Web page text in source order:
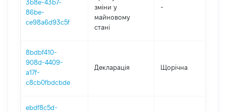
3b8e-43b7-
86be-
ce98a6d93c5f
зміни y
майновому
стані
-
8bdbf410-
908d-4409-
a17f-
c8cb0fbdcbde
Декларація Щорічна
ebdf8c5d-